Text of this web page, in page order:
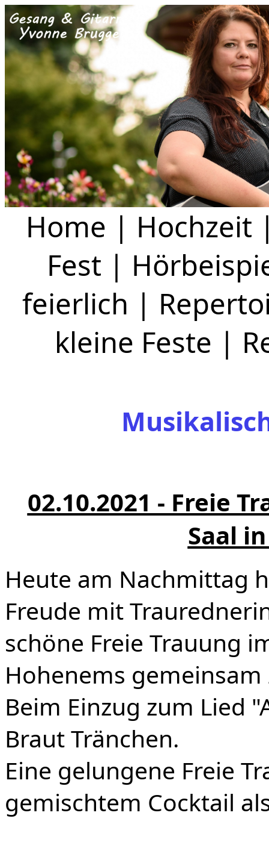
Home | Hochzeit
Fest |
feierlich |
kleine Feste |
02.10.2021 - Freie
Saal
Heute am Nachmittag
Freude mit
schöne Freie Trauung
Hohenems
Beim Einzug zum Lied
Braut Tränchen.
Eine gelungene Freie
gemischtem Cocktail